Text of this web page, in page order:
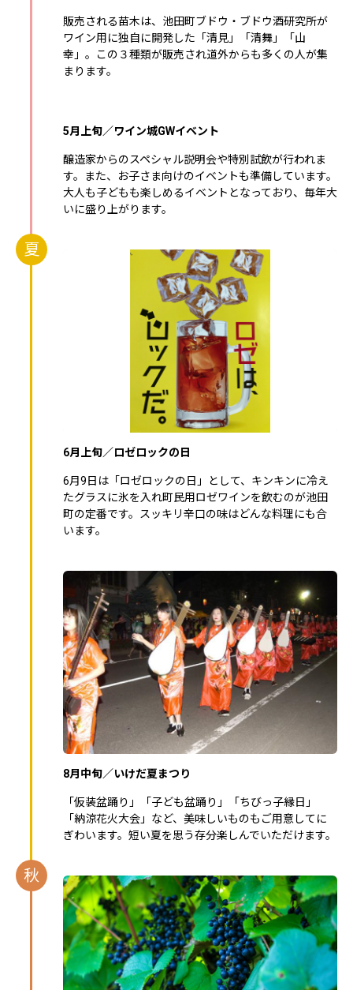
販売される苗木は、池田町ブドウ・ブドウ酒研究所が
ワイン用に独自に開発した「清見」「清舞」「山
幸」。この３種類が販売され道外からも多くの人が集
まります。
5月上旬／ワイン城GWイベント
醸造家からのスペシャル説明会や特別試飲が行われま
す。また、お子さま向けのイベントも準備しています。
大人も子どもも楽しめるイベントとなっており、毎年大
いに盛り上がります。
夏
6月上旬／ロゼロックの日
6月9日は「ロゼロックの日」として、キンキンに冷え
たグラスに氷を入れ町民用ロゼワインを飲むのが池田
町の定番です。スッキリ辛口の味はどんな料理にも合
います。
8月中旬／いけだ夏まつり
「仮装盆踊り」「子ども盆踊り」「ちびっ子縁日」
「納涼花火大会」など、美味しいものもご用意してに
ぎわいます。短い夏を思う存分楽しんでいただけます。
秋